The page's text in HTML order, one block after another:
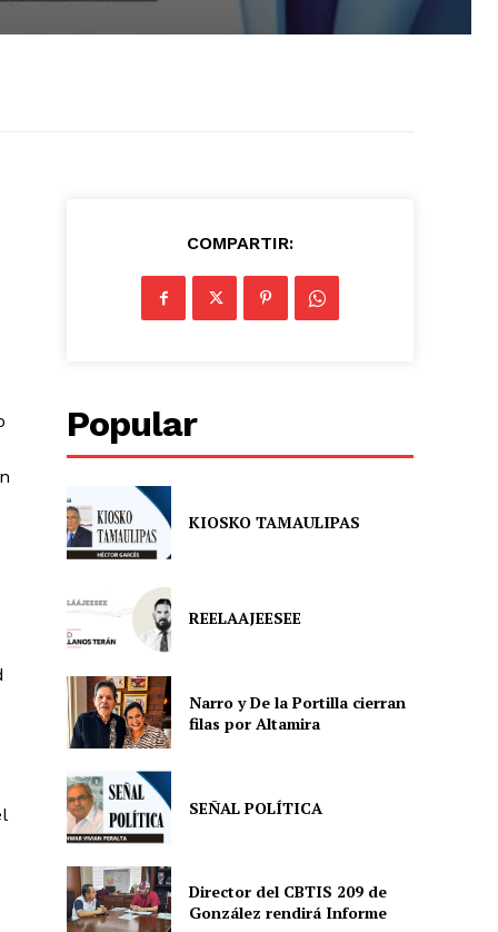
COMPARTIR:
Popular
KIOSKO TAMAULIPAS
REELAAJEESEE
Narro y De la Portilla cierran
filas por Altamira
SEÑAL POLÍTICA
Director del CBTIS 209 de
González rendirá Informe